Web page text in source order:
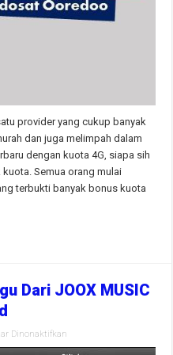
(IM3
dan
Mentari
provider yang cukup banyak
dan juga melimpah dalam
dengan kuota 4G, siapa sih
Semua orang mulai
terbukti banyak bonus kuota
Dari JOOX MUSIC
Dinonaktifkan